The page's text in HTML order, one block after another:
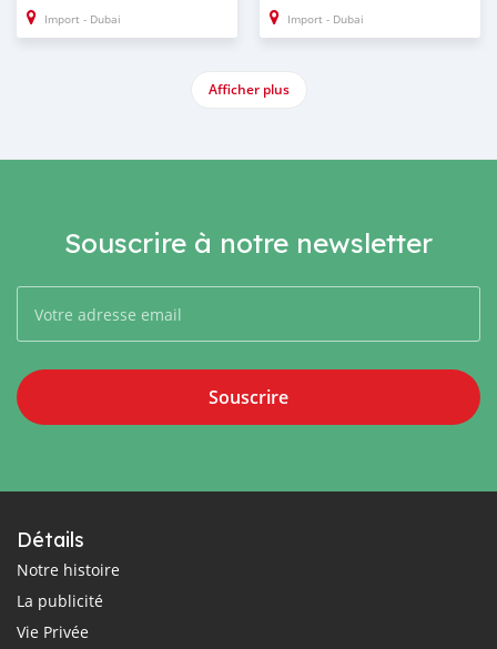
Import - Dubai Import - Dubai
Afficher plus
Souscrire à notre newsletter
Souscrire
Détails
Notre histoire
La publicité
Vie Privée